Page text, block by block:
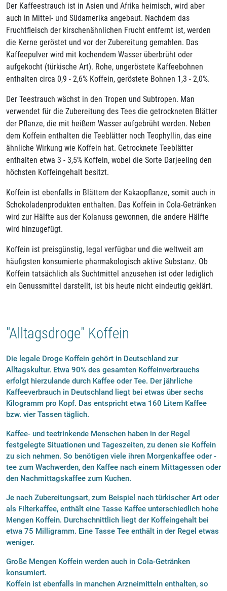
Der Kaffeestrauch ist in Asien und Afrika heimisch, wird aber
auch in Mittel- und Südamerika angebaut. Nachdem das
Fruchtfleisch der kirschenähnlichen Frucht entfernt ist, werden
die Kerne geröstet und vor der Zubereitung gemahlen. Das
Kaffeepulver wird mit kochendem Wasser überbrüht oder
aufgekocht (türkische Art). Rohe, ungeröstete Kaffeebohnen
enthalten circa 0,9 - 2,6% Koffein, geröstete Bohnen 1,3 - 2,0%.
Der Teestrauch wächst in den Tropen und Subtropen. Man
verwendet für die Zubereitung des Tees die getrockneten Blätter
der Pflanze, die mit heißem Wasser aufgebrüht werden. Neben
dem Koffein enthalten die Teeblätter noch Teophyllin, das eine
ähnliche Wirkung wie Koffein hat. Getrocknete Teeblätter
enthalten etwa 3 - 3,5% Koffein, wobei die Sorte Darjeeling den
höchsten Koffeingehalt besitzt.
Koffein ist ebenfalls in Blättern der Kakaopflanze, somit auch in
Schokoladenprodukten enthalten. Das Koffein in Cola-Getränken
wird zur Hälfte aus der Kolanuss gewonnen, die andere Hälfte
wird hinzugefügt.
Koffein ist preisgünstig, legal verfügbar und die weltweit am
häufigsten konsumierte pharmakologisch aktive Substanz. Ob
Koffein tatsächlich als Suchtmittel anzusehen ist oder lediglich
ein Genussmittel darstellt, ist bis heute nicht eindeutig geklärt.
"Alltagsdroge" Koffein
Die legale Droge Koffein gehört in Deutschland zur
Alltagskultur. Etwa 90% des gesamten Koffeinverbrauchs
erfolgt hierzulande durch Kaffee oder Tee. Der jährliche
Kaffeeverbrauch in Deutschland liegt bei etwas über sechs
Kilogramm pro Kopf. Das entspricht etwa 160 Litern Kaffee
bzw. vier Tassen täglich.
Kaffee- und teetrinkende Menschen haben in der Regel
festgelegte Situationen und Tageszeiten, zu denen sie Koffein
zu sich nehmen. So benötigen viele ihren Morgenkaffee oder -
tee zum Wachwerden, den Kaffee nach einem Mittagessen oder
den Nachmittagskaffee zum Kuchen.
Je nach Zubereitungsart, zum Beispiel nach türkischer Art oder
als Filterkaffee, enthält eine Tasse Kaffee unterschiedlich hohe
Mengen Koffein. Durchschnittlich liegt der Koffeingehalt bei
etwa 75 Milligramm. Eine Tasse Tee enthält in der Regel etwas
weniger.
Große Mengen Koffein werden auch in Cola-Getränken
konsumiert.
Koffein ist ebenfalls in manchen Arzneimitteln enthalten, so